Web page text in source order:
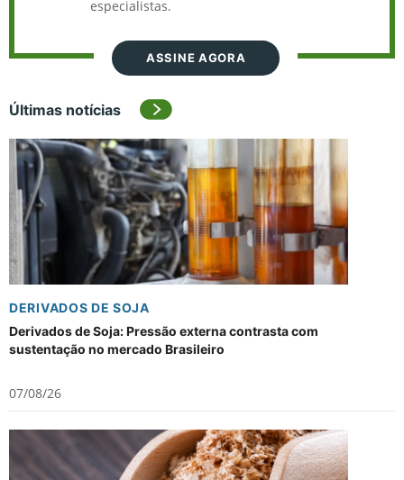
especialistas.
ASSINE AGORA
Últimas notícias
DERIVADOS DE SOJA
Derivados de Soja: Pressão externa contrasta com
sustentação no mercado Brasileiro
07/08/26